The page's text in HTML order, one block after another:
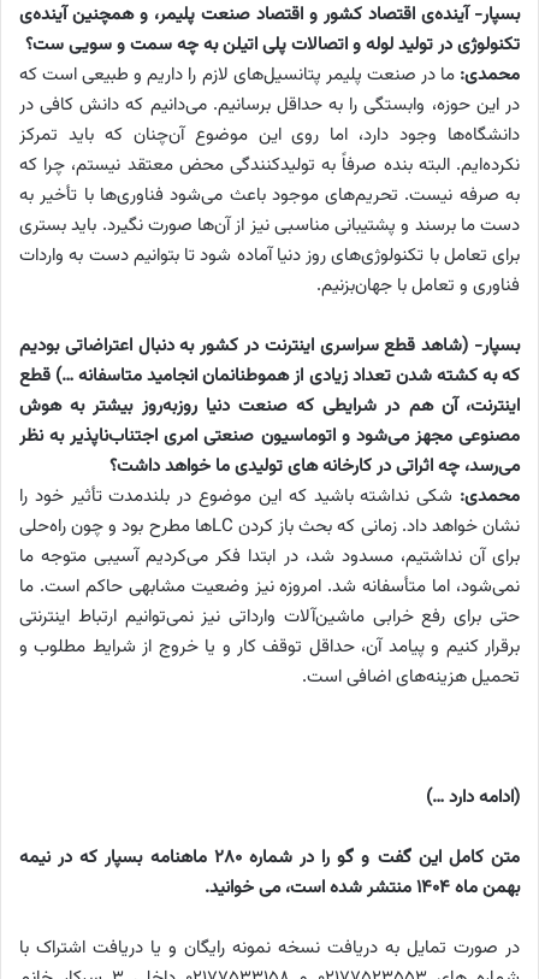
بسپار- آینده‌ی اقتصاد کشور و اقتصاد صنعت پلیمر، و همچنین آینده‌ی
تکنولوژی در تولید لوله و اتصالات پلی اتیلن به چه سمت و سویی ست؟
محمدی: ما در صنعت پلیمر پتانسیل‌های لازم را داریم و طبیعی است که
در این حوزه، وابستگی را به حداقل برسانیم. می‌دانیم که دانش کافی در
دانشگاه‌ها وجود دارد، اما روی این موضوع آن‌چنان که باید تمرکز
نکرده‌ایم. البته بنده صرفاً به تولیدکنندگی محض معتقد نیستم، چرا که
به صرفه نیست. تحریم‌های موجود باعث می‌شود فناوری‌ها با تأخیر به
دست ما برسند و پشتیبانی مناسبی نیز از آن‌ها صورت نگیرد. باید بستری
برای تعامل با تکنولوژی‌های روز دنیا آماده شود تا بتوانیم دست به واردات
فناوری و تعامل با جهان‌بزنیم.
بسپار- (شاهد قطع سراسری اینترنت در کشور به دنبال اعتراضاتی بودیم
که به کشته شدن تعداد زیادی از هموطنانمان انجامید متاسفانه …) قطع
اینترنت، آن هم در شرایطی که صنعت دنیا روزبه‌روز بیشتر به هوش
مصنوعی مجهز می‌شود و اتوماسیون صنعتی امری اجتناب‌ناپذیر به نظر
می‌رسد، چه اثراتی در کارخانه های تولیدی ما خواهد داشت؟
محمدی: شکی نداشته باشید که این موضوع در بلندمدت تأثیر خود را
نشان خواهد داد. زمانی که بحث باز کردن LCها مطرح بود و چون راه‌حلی
برای آن نداشتیم، مسدود شد، در ابتدا فکر می‌کردیم آسیبی متوجه ما
نمی‌شود، اما متأسفانه شد. امروزه نیز وضعیت مشابهی حاکم است. ما
حتی برای رفع خرابی ماشین‌آلات وارداتی نیز نمی‌توانیم ارتباط اینترنتی
برقرار کنیم و پیامد آن، حداقل توقف کار و یا خروج از شرایط مطلوب و
تحمیل هزینه‌های اضافی است.
(ادامه دارد …)
متن کامل این گفت و گو را در شماره 280 ماهنامه بسپار که در نیمه
بهمن ماه 1404 منتشر شده است، می خوانید.
در صورت تمایل به دریافت نسخه نمونه رایگان و یا دریافت اشتراک با